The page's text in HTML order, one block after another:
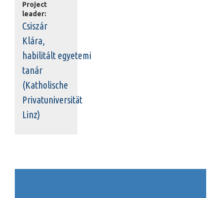
Project
leader:
Csiszár
Klára,
habilitált egyetemi
tanár
(Katholische
Privatuniversität
Linz)